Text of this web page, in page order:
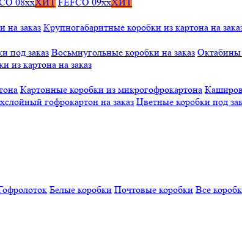
08xxХИТ FEFCO 09xxХИТ
на заказ Крупногабаритные коробки из картона на
под заказ Восьмиугольные коробки на заказ Октабины
из картона на заказ
Картонные коробки из микрогофрокартона
гофрокартон на заказ Цветные коробки под
Белые коробки Почтовые коробки Все